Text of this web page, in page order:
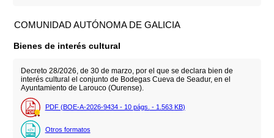
COMUNIDAD AUTÓNOMA DE GALICIA
Bienes de interés cultural
Decreto 28/2026, de 30 de marzo, por el que se declara bien de
interés cultural el conjunto de Bodegas Cueva de Seadur, en el
Ayuntamiento de Larouco (Ourense).
PDF (BOE-A-2026-9434 - 10 págs. - 1.563 KB)
Otros formatos